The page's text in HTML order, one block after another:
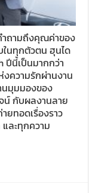
ำถามถึงคุณค่าของ
ในทุกตัวตน ฮุนได
ปีนี้เป็นมากกว่า
ความรักผ่านงาน
มุมมองของ
กับผลงานลาย
ยทอดเรื่องราว
ละทุกความ